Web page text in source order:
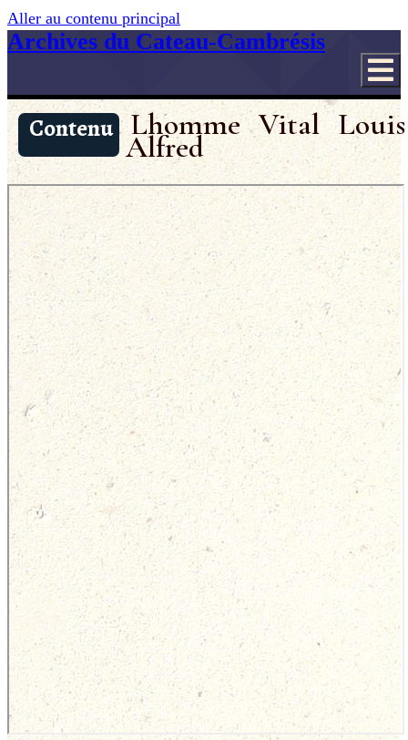
Aller au contenu principal
Archives du Cateau-Cambrésis
Contenu Lhomme Vital Louis
Alfred